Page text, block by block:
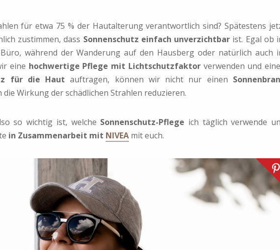
für etwa 75 % der Hautalterung verantwortlich sind? Spätestens
zustimmen, dass Sonnenschutz einfach unverzichtbar ist. Egal ob
während der Wanderung auf den Hausberg oder natürlich auch
eine hochwertige Pflege mit Lichtschutzfaktorverwenden und
für die Haut auftragen, können wir nicht nur einen
die Wirkung der schädlichen Strahlen reduzieren.
so wichtig ist, welche Sonnenschutz-Pflege ich täglich verwende
in Zusammenarbeit mit NIVEA mit euch.